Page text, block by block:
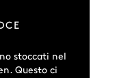
stoccati nel
Questo ci